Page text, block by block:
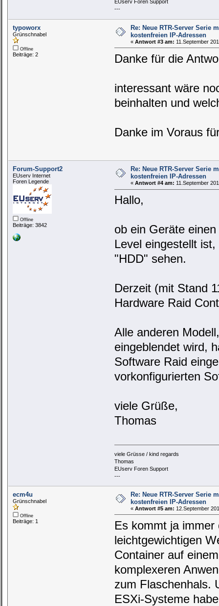
EUserv Foren Support
---
typoworx
Grünschnabel
Offline
Beiträge: 2
Re: Neue RTR-Server Serie
kostenfreien IP-Adressen
« Antwort #3 am: 11.September
Danke für die
interessant wäre
beinhalten und
Danke im Voraus
Forum-Support2
EUserv Internet
Foren Legende
Offline
Beiträge: 3842
Re: Neue RTR-Server Serie
kostenfreien IP-Adressen
« Antwort #4 am: 11.September
Hallo,
ob ein Geräte
Level eingestellt
"HDD" sehen.
Derzeit (mit Stand
Hardware Raid
Alle anderen
eingeblendet wird,
Software Raid
vorkonfigurierten
viele Grüße,
Thomas
viele Grüsse / kind regards
Thomas
EUserv Foren Support
---
ecm4u
Grünschnabel
Offline
Beiträge: 1
Re: Neue RTR-Server Serie
kostenfreien IP-Adressen
« Antwort #5 am: 12.September
Es kommt ja
leichtgewichtigen
Container auf
komplexeren
zum Flaschenhals.
ESXi-Systeme